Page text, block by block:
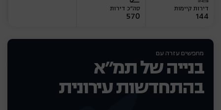
דירות קיימות
144
סה״כ דירות
570
מחפשים עזרה עם
בנייה של תמ״א
בהתחדשות עירונית